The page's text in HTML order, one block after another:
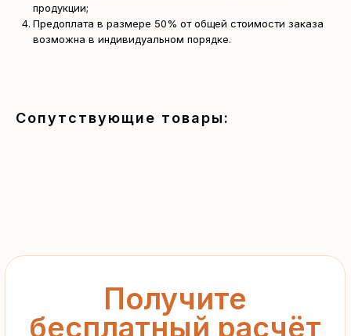
продукции;
Предоплата в размере 50% от общей стоимости заказа
возможна в индивидуальном порядке.
Сопутствующие товары:
Получите
бесплатный расчёт
Отправьте заявку — и получите
персональное коммерческое
и на условиях, указанных в
Запросить рассчёт